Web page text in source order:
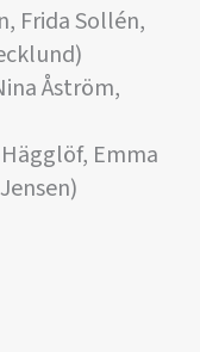
Frida Sollén,
Åström,
Hägglöf, Emma